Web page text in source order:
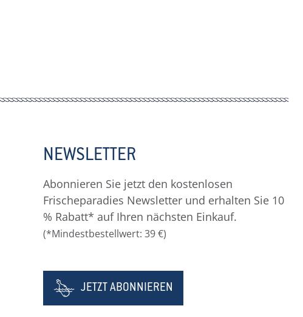
NEWSLETTER
Abonnieren Sie jetzt den kostenlosen
Frischeparadies Newsletter und erhalten Sie 10
% Rabatt* auf Ihren nächsten Einkauf.
(*Mindestbestellwert: 39 €)
JETZT ABONNIEREN